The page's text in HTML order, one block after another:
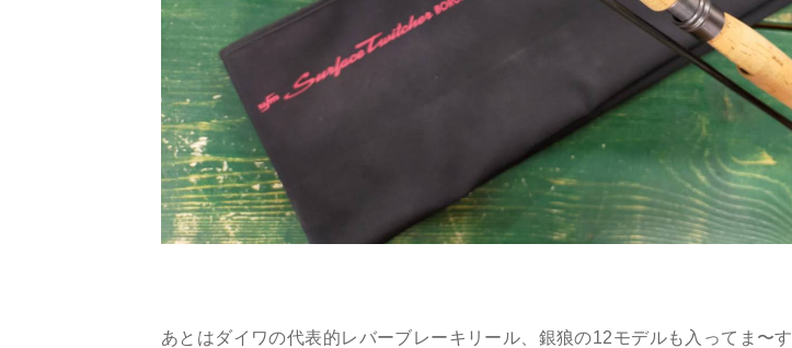
あとはダイワの代表的レバーブレーキリール、銀狼の12モデルも入ってま〜す